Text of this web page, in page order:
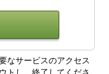
なサービスのアクセス